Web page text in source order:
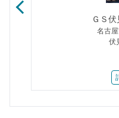
ＧＳ
名古
伏